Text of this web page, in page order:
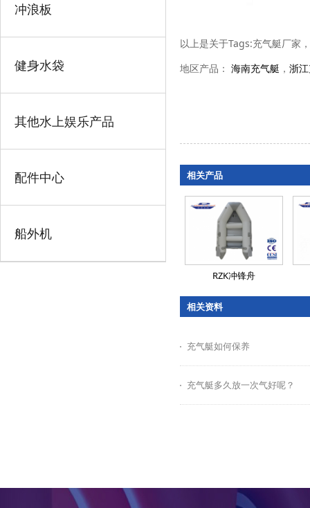
冲浪板
健身水袋
其他水上娱乐产品
配件中心
船外机
以上是关于Tags:充气艇厂家
地区产品： 海南充气艇 ， 浙
相关产品
RZK冲锋舟
相关资料
充气艇如何保养
充气艇多久放一次气好呢？